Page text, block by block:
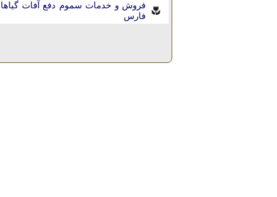
فروش و خدمات سموم دفع آفات
فارس